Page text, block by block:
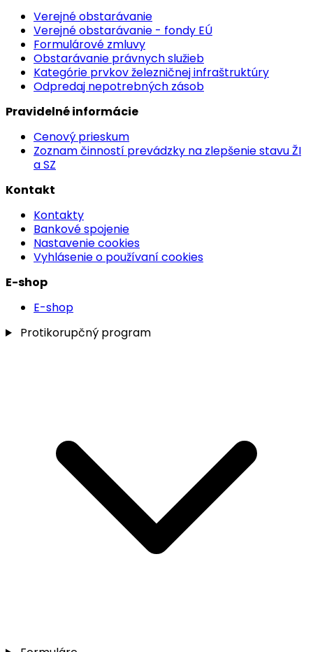
Verejné obstarávanie
Verejné obstarávanie - fondy EÚ
Formulárové zmluvy
Obstarávanie právnych služieb
Kategórie prvkov železničnej infraštruktúry
Odpredaj nepotrebných zásob
Pravidelné informácie
Cenový prieskum
Zoznam činností prevádzky na zlepšenie stavu ŽI
a SZ
Kontakt
Kontakty
Bankové spojenie
Nastavenie cookies
Vyhlásenie o používaní cookies
E-shop
E-shop
Protikorupčný program